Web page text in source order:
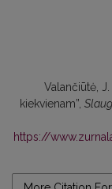
Valančiūtė,
kiekvienam”,
https://